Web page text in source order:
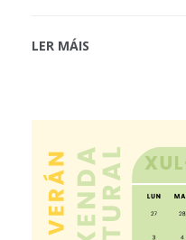
LER MÁIS